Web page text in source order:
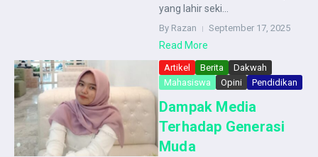
yang lahir seki...
By Razan September 17, 2025
Read More
Artikel Berita
Dakwah
Mahasiswa
Opini Pendidikan
Dampak Media
Terhadap Generasi
Muda